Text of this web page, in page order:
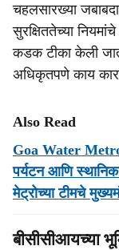
चहलसारख्या
सुरक्षिततेच्या
कडक टीका केली
अधिकृतपणे काय
Also Read
Goa Water Metro
पर्यटन आणि
मेट्रोच्या टीमचे
बीसीसीआयच्या